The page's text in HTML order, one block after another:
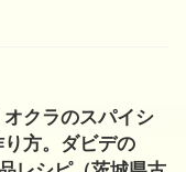
オクラのスパイシ
方。ダビデの